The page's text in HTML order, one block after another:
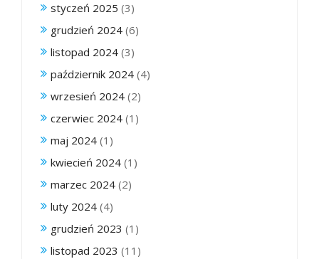
styczeń 2025 (3)
grudzień 2024 (6)
listopad 2024 (3)
październik 2024 (4)
wrzesień 2024 (2)
czerwiec 2024 (1)
maj 2024 (1)
kwiecień 2024 (1)
marzec 2024 (2)
luty 2024 (4)
grudzień 2023 (1)
listopad 2023 (11)